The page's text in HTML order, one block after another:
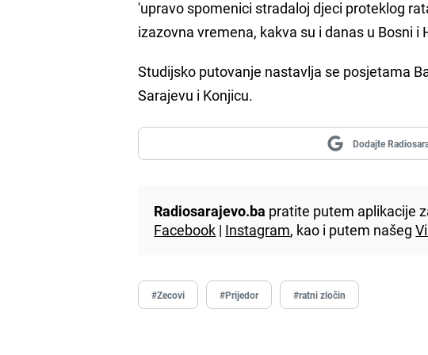
'upravo spomenici stradaloj djeci proteklog
izazovna vremena, kakva su i danas u Bosni i
Studijsko putovanje nastavlja se posjetama
Sarajevu i Konjicu.
Dodajte
Radiosarajevo.ba pratite putem aplikacije
Facebook | Instagram, kao i putem našeg
#Zecovi #Prijedor #ratni zločin